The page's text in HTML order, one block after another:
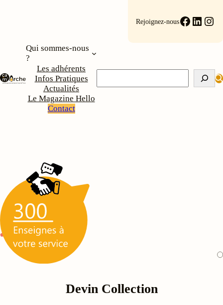
Rejoignez-nous
Qui sommes-nous
?
Les adhérents
Infos Pratiques
Actualités
Le Magazine Hello
Contact
Devin Collection